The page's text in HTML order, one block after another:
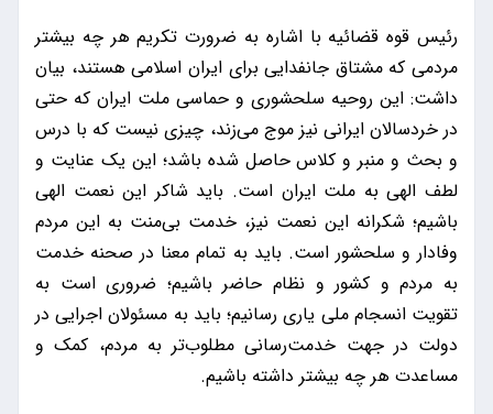
رئیس قوه قضائیه با اشاره به ضرورت تکریم هر چه بیشتر
مردمی که مشتاق جانفدایی برای ایران اسلامی هستند، بیان
داشت: این روحیه‌ سلحشوری و حماسی ملت ایران که حتی
در خردسالان ایرانی نیز موج می‌زند، چیزی نیست که با درس
و بحث و منبر و کلاس حاصل شده باشد؛ این یک عنایت و
لطف الهی به ملت ایران است. باید شاکر این نعمت الهی
باشیم؛ شکرانه این نعمت نیز، خدمت بی‌منت به این مردم
وفادار و سلحشور است. باید به تمام معنا در صحنه خدمت
به مردم و کشور و نظام حاضر باشیم؛ ضروری است به
تقویت انسجام ملی یاری رسانیم؛ باید به مسئولان اجرایی در
دولت در جهت خدمت‌رسانی مطلوب‌تر به مردم، کمک و
مساعدت هر چه بیشتر داشته باشیم.